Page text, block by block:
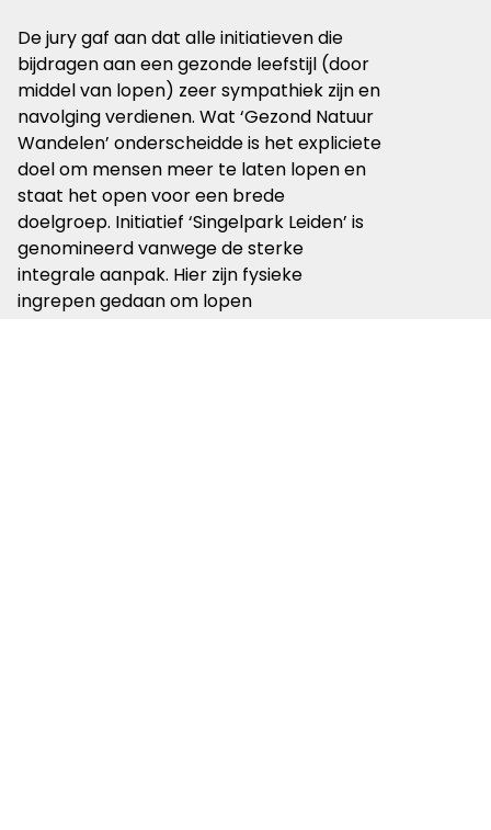
De jury gaf aan dat alle initiatieven die
bijdragen aan een gezonde leefstijl (door
middel van lopen) zeer sympathiek zijn en
navolging verdienen. Wat ‘Gezond Natuur
Wandelen’ onderscheidde is het expliciete
doel om mensen meer te laten lopen en
staat het open voor een brede
doelgroep. Initiatief ‘Singelpark Leiden’ is
genomineerd vanwege de sterke
integrale aanpak. Hier zijn fysieke
ingrepen gedaan om lopen